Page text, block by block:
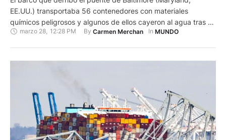
EE.UU.) transportaba 56 contenedores con materiales
químicos peligrosos y algunos de ellos cayeron al agua tras el
impacto, explicaron este miércoles 27 de marzo de 2024 los
marzo 28, 12:28 PM By Carmen Merchan In MUNDO